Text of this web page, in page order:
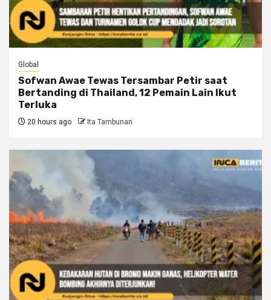
Global
Sofwan Awae Tewas Tersambar Petir saat
Bertanding di Thailand, 12 Pemain Lain Ikut
Terluka
20 hours ago Ita Tambunan